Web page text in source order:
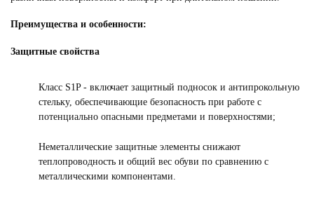
Преимущества и особенности:
Защитные свойства
Класс S1P - включает защитный подносок и антипрокольную
стельку, обеспечивающие безопасность при работе с
потенциально опасными предметами и поверхностями;
Неметаллические защитные элементы снижают
теплопроводность и общий вес обуви по сравнению с
металлическими компонентами.